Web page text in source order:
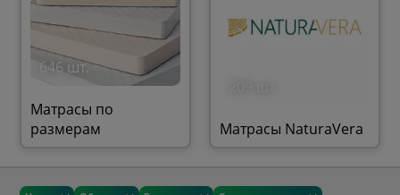
646 шт.
Матрасы по
размерам
Матрасы NaturaVera